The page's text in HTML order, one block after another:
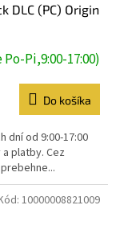
DLC (PC) Origin
Pi,9:00-17:00)
Do košíka
dní od 9:00-17:00
platby. Cez
10000008821009